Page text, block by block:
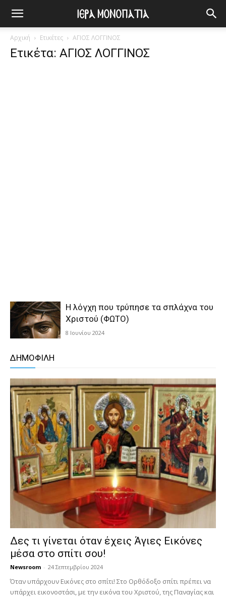
Αρχική Ετικέτες ΑΓΙΟΣ ΛΟΓΓΙΝΟΣ
Ετικέτα: ΑΓΙΟΣ ΛΟΓΓΙΝΟΣ
Η λόγχη που τρύπησε τα σπλάχνα του
Χριστού (ΦΩΤΟ)
8 Ιουνίου 2024
ΔΗΜΟΦΙΛΗ
Δες τι γίνεται όταν έχεις Άγιες Εικόνες
μέσα στο σπίτι σου!
Newsroom - 24 Σεπτεμβρίου 2024
Όταν υπάρχουν Εικόνες στο σπίτι! Στο Ορθόδοξο σπίτι πρέπει να
υπάρχει εικονοστάσι, με την εικόνα του Χριστού, της Παν­αγίας και